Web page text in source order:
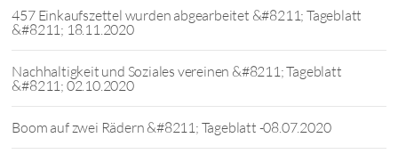
457 Einkaufszettel wurden abgearbeitet &#8211; Tageblatt
&#8211; 18.11.2020
Nachhaltigkeit und Soziales vereinen &#8211; Tageblatt
&#8211; 02.10.2020
Boom auf zwei Rädern &#8211; Tageblatt -08.07.2020